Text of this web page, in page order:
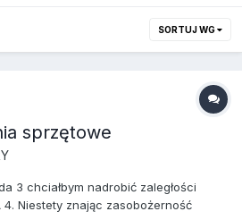
SORTUJ WG
sprzętowe
3 chciałbym nadrobić zaległości
Niestety znając zasobożerność